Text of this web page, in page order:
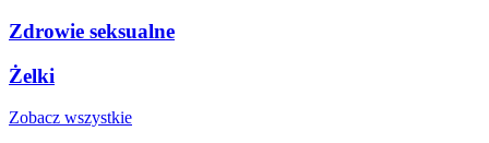
Zdrowie seksualne
Żelki
Zobacz wszystkie